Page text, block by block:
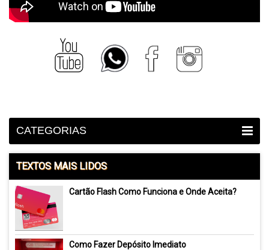
CATEGORIAS
TEXTOS MAIS LIDOS
Cartão Flash Como Funciona e Onde Aceita?
Como Fazer Depósito Imediato